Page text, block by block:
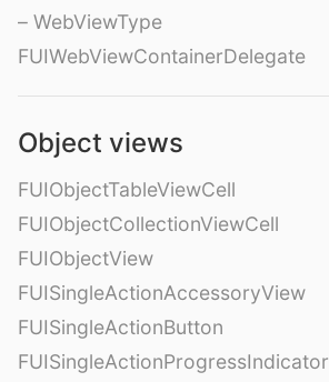
– WebViewType
FUIWebViewContainerDelegate
Object views
FUIObjectTableViewCell
FUIObjectCollectionViewCell
FUIObjectView
FUISingleActionAccessoryView
FUISingleActionButton
FUISingleActionProgressIndicator